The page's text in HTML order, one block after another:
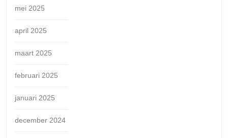
mei 2025
april 2025
maart 2025
februari 2025
januari 2025
december 2024